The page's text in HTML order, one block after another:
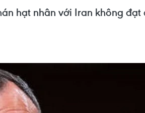
hạt nhân với Iran không